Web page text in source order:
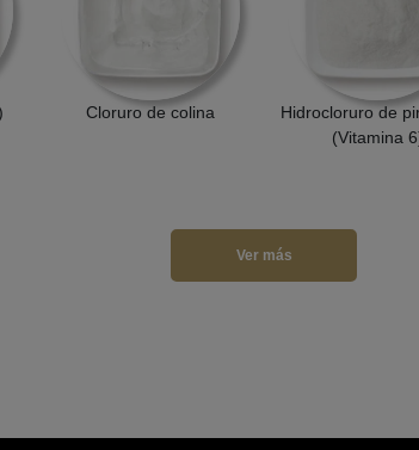
Cloruro de colina
Hidrocloruro de
(Vitamina
Ver más